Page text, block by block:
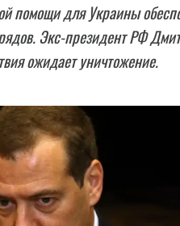
помощи для Украины
Экс-президент РФ
ожидает уничтожение.